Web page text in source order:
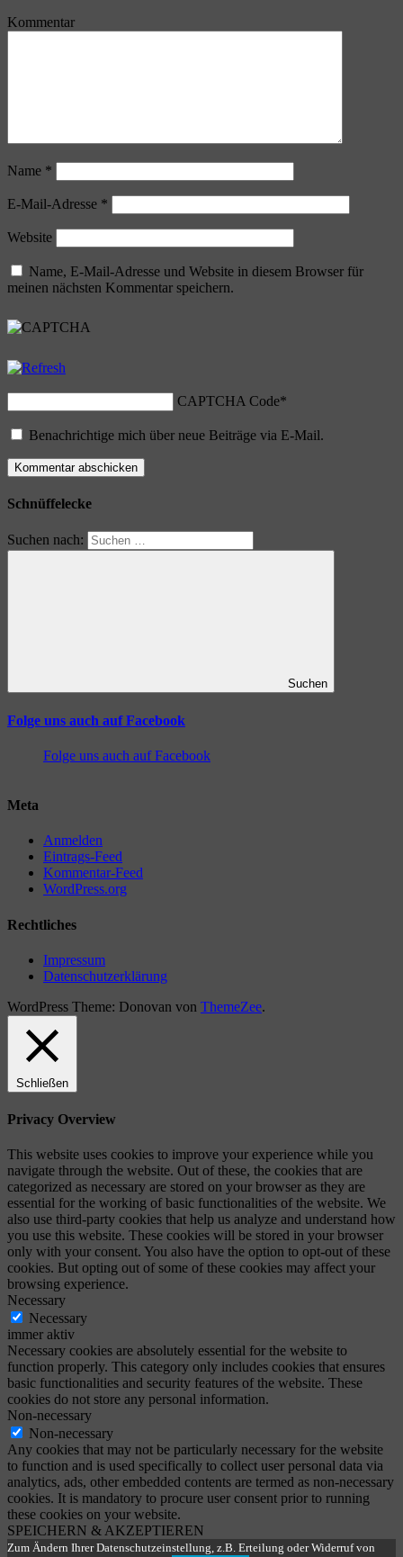
Kommentar
Name *
E-Mail-Adresse *
Website
Name, E-Mail-Adresse und Website in diesem Browser für
meinen nächsten Kommentar speichern.
CAPTCHA Code*
Benachrichtige mich über neue Beiträge via E-Mail.
Schnüffelecke
Suchen nach:
Suchen
Folge uns auch auf Facebook
Folge uns auch auf Facebook
Meta
Anmelden
Eintrags-Feed
Kommentar-Feed
WordPress.org
Rechtliches
Impressum
Datenschutzerklärung
WordPress Theme: Donovan von ThemeZee.
Schließen
Privacy Overview
This website uses cookies to improve your experience while you
navigate through the website. Out of these, the cookies that are
categorized as necessary are stored on your browser as they are
essential for the working of basic functionalities of the website. We
also use third-party cookies that help us analyze and understand how
you use this website. These cookies will be stored in your browser
only with your consent. You also have the option to opt-out of these
cookies. But opting out of some of these cookies may affect your
browsing experience.
Necessary
Necessary
immer aktiv
Necessary cookies are absolutely essential for the website to
function properly. This category only includes cookies that ensures
basic functionalities and security features of the website. These
cookies do not store any personal information.
Non-necessary
Non-necessary
Any cookies that may not be particularly necessary for the website
to function and is used specifically to collect user personal data via
analytics, ads, other embedded contents are termed as non-necessary
cookies. It is mandatory to procure user consent prior to running
these cookies on your website.
SPEICHERN & AKZEPTIEREN
Zum Ändern Ihrer Datenschutzeinstellung, z.B. Erteilung oder Widerruf von